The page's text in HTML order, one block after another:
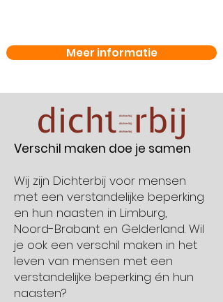
Meer informatie
Verschil maken doe je samen
Wij zijn Dichterbij voor mensen
met een verstandelijke beperking
en hun naasten in Limburg,
Noord-Brabant en Gelderland. Wil
je ook een verschil maken in het
leven van mensen met een
verstandelijke beperking én hun
naasten?